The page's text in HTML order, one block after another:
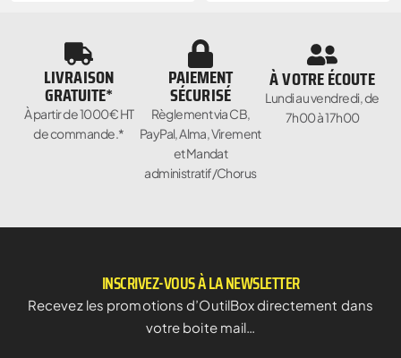
LIVRAISON
GRATUITE*
À partir de 1000€ HT
de commande.*
PAIEMENT
SÉCURISÉ
Règlement via CB,
PayPal, Alma, Virement
et Mandat
administratif/Chorus
À VOTRE ÉCOUTE
Lundi au vendredi, de
7h00 à 17h00
INSCRIVEZ-VOUS À LA NEWSLETTER
Recevez les promotions d’OutilBox directement dans
votre boite mail…